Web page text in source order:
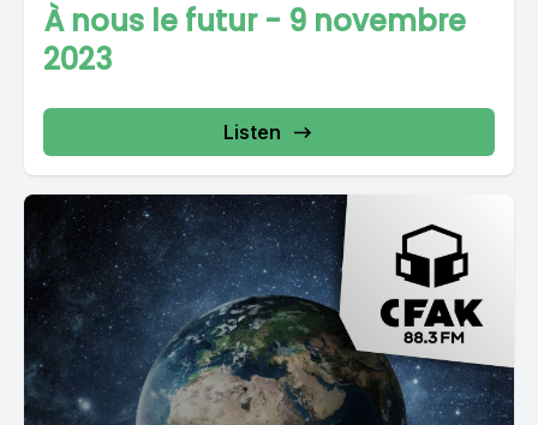
À nous le futur - 9 novembre
2023
Listen